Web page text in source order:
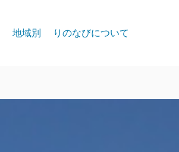
地域別 りのなびについて